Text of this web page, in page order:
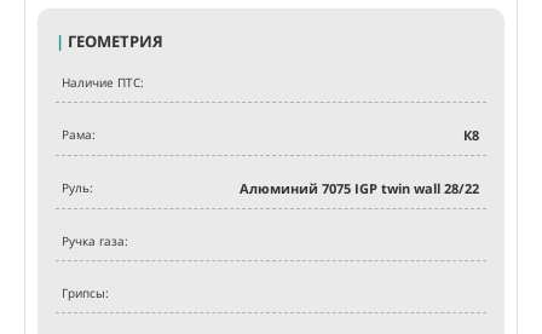
| ГЕОМЕТРИЯ
Наличие ПТС:
Рама: К8
Руль: Алюминий 7075 IGP twin wall 28/22
Ручка газа:
Грипсы: